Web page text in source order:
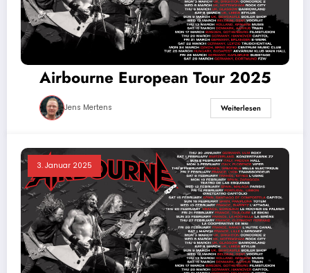
Airbourne European Tour 2025
Jens Mertens Weiterlesen
3. Januar 2025